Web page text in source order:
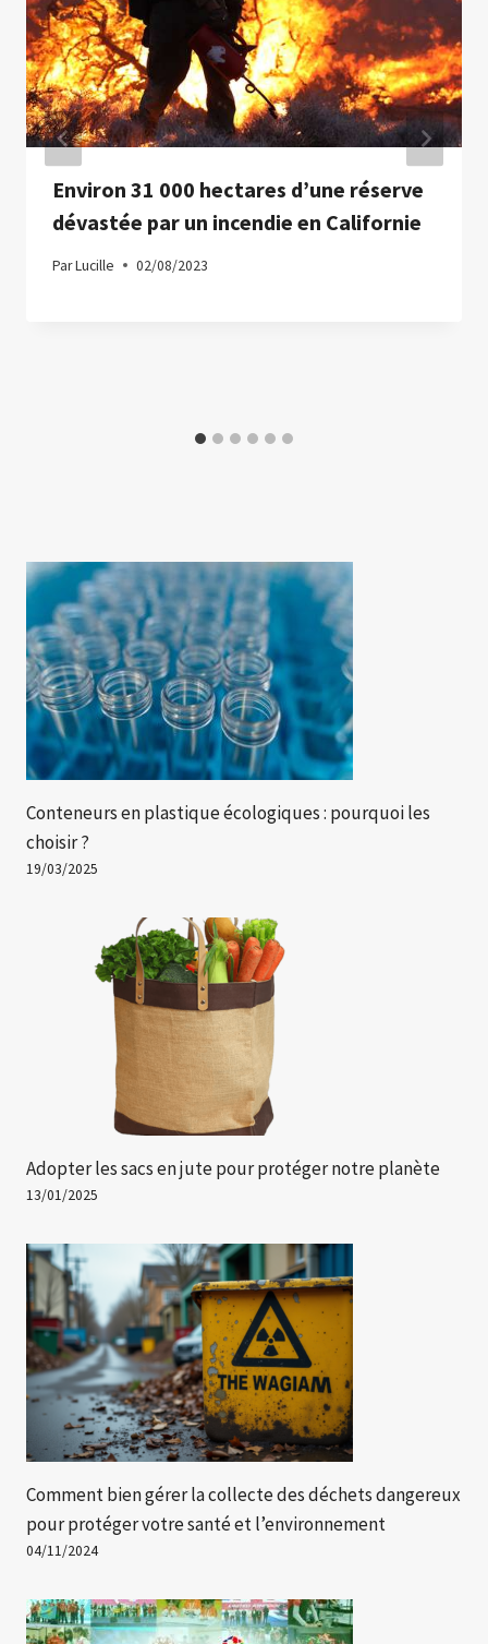
Environ 31 000 hectares d’une réserve
dévastée par un incendie en Californie
ParLucille 02/08/2023
Conteneurs en plastique écologiques : pourquoi les
choisir ?
19/03/2025
Adopter les sacs en jute pour protéger notre planète
13/01/2025
Comment bien gérer la collecte des déchets dangereux
pour protéger votre santé et l’environnement
04/11/2024